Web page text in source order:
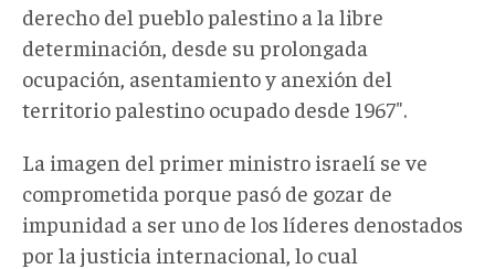
derecho del pueblo palestino a la libre
determinación, desde su prolongada
ocupación, asentamiento y anexión del
territorio palestino ocupado desde 1967".
La imagen del primer ministro israelí se ve
comprometida porque pasó de gozar de
impunidad a ser uno de los líderes denostados
por la justicia internacional, lo cual